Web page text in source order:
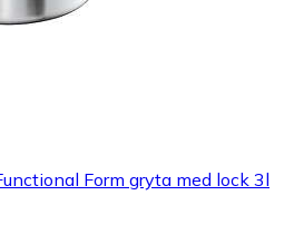
Form gryta med lock 3l